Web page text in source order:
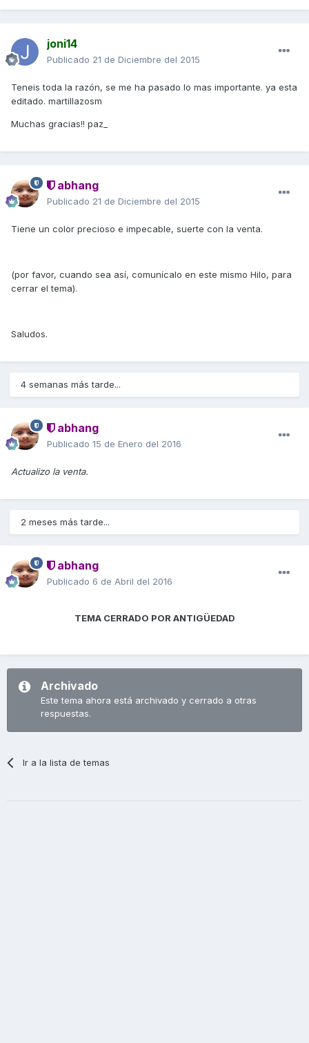
joni14
Publicado 21 de Diciembre del 2015
Teneis toda la razón, se me ha pasado lo mas importante. ya esta
editado. martillazosm
Muchas gracias!! paz_
abhang
Publicado 21 de Diciembre del 2015
Tiene un color precioso e impecable, suerte con la venta.
(por favor, cuando sea así, comunícalo en este mismo Hilo, para
cerrar el tema).
Saludos.
4 semanas más tarde...
abhang
Publicado 15 de Enero del 2016
Actualizo la venta.
2 meses más tarde...
abhang
Publicado 6 de Abril del 2016
TEMA CERRADO POR ANTIGÜEDAD
Archivado
Este tema ahora está archivado y cerrado a otras
respuestas.
Ir a la lista de temas